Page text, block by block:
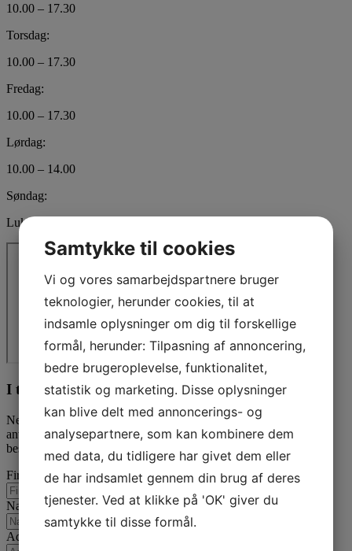
10.00 – 17.30
Torsdag:
10.00 – 17.30
Fredag:
10.00 – 17.30
Lørdag:
10.00 – 14.00
Søndag:
Lukket
I tvivl? Kontakt os i dag
Nedenfor kan du kontakte os. Den følgende kontaktformular kan
anvendes til alle spørgsmål som du ikke har fået svar på her. Vi
bestræber os på at besvare alle henvendelser indenfor 24 timer.
Firmanavn
Navn
Adresse
Samtykke til cookies
Vi og vores samarbejdspartnere bruger
teknologier, herunder cookies, til at
indsamle oplysninger om dig til forskellige
formål, herunder: Tilpasning af annoncering,
bedre brugeroplevelse, funktionalitet,
statistik og marketing. Disse oplysninger
kan blive delt med annoncerings- og
analysepartnere, som kan kombinere dem
med data, du tidligere har givet dem eller
de har indsamlet gennem din brug af deres
tjenester. Ved at klikke på 'OK' giver du
samtykke til disse formål.